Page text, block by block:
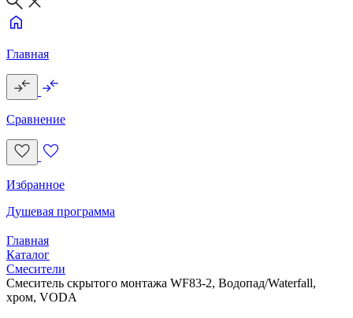
Главная
Сравнение
Избранное
Душевая программа
Главная
Каталог
Смесители
Смеситель скрытого монтажа WF83-2, Водопад/Waterfall,
хром, VODA